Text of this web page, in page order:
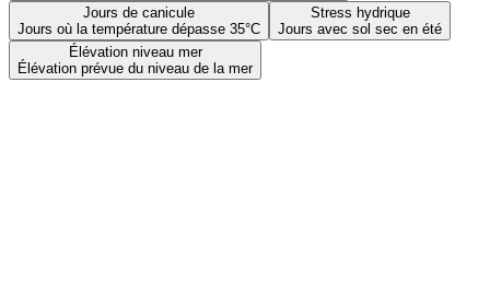
Jours de canicule
Jours où la température dépasse 35°C
Stress hydrique
Jours avec sol sec en été
Élévation niveau mer
Élévation prévue du niveau de la mer